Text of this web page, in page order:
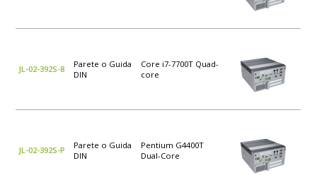
JL-02-392S-8
Parete o Guida
DIN
Core i7-7700T Quad-
core
JL-02-392S-P
Parete o Guida
DIN
Pentium G4400T
Dual-Core